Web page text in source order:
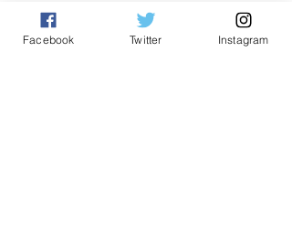
Facebook Twitter Instagram